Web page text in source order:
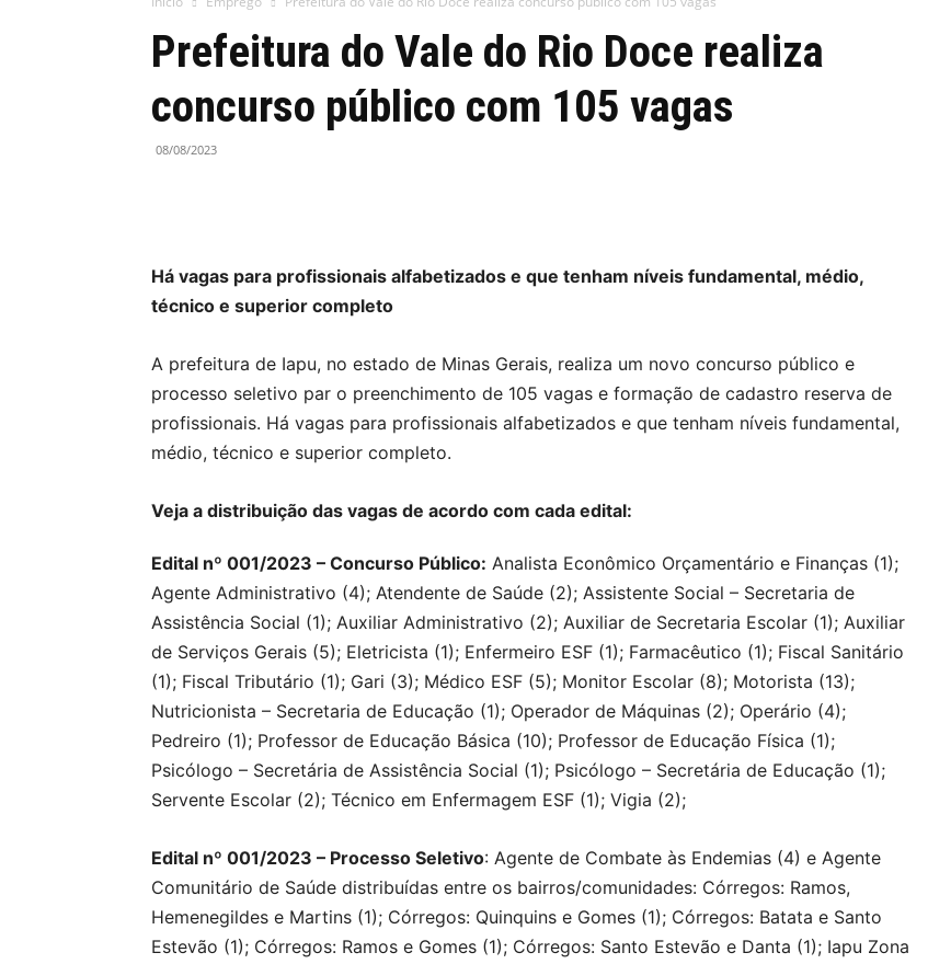
Prefeitura do Vale do Rio Doce realiza
concurso público com 105 vagas
08/08/2023
Há vagas para profissionais alfabetizados e que tenham níveis fundamental, médio,
técnico e superior completo
A prefeitura de Iapu, no estado de Minas Gerais, realiza um novo concurso público e
processo seletivo par o preenchimento de 105 vagas e formação de cadastro reserva de
profissionais. Há vagas para profissionais alfabetizados e que tenham níveis fundamental,
médio, técnico e superior completo.
Veja a distribuição das vagas de acordo com cada edital:
Edital nº 001/2023 – Concurso Público: Analista Econômico Orçamentário e Finanças (1);
Agente Administrativo (4); Atendente de Saúde (2); Assistente Social – Secretaria de
Assistência Social (1); Auxiliar Administrativo (2); Auxiliar de Secretaria Escolar (1); Auxiliar
de Serviços Gerais (5); Eletricista (1); Enfermeiro ESF (1); Farmacêutico (1); Fiscal Sanitário
(1); Fiscal Tributário (1); Gari (3); Médico ESF (5); Monitor Escolar (8); Motorista (13);
Nutricionista – Secretaria de Educação (1); Operador de Máquinas (2); Operário (4);
Pedreiro (1); Professor de Educação Básica (10); Professor de Educação Física (1);
Psicólogo – Secretária de Assistência Social (1); Psicólogo – Secretária de Educação (1);
Servente Escolar (2); Técnico em Enfermagem ESF (1); Vigia (2);
Edital nº 001/2023 – Processo Seletivo: Agente de Combate às Endemias (4) e Agente
Comunitário de Saúde distribuídas entre os bairros/comunidades: Córregos: Ramos,
Hemenegildes e Martins (1); Córregos: Quinquins e Gomes (1); Córregos: Batata e Santo
Estevão (1); Córregos: Ramos e Gomes (1); Córregos: Santo Estevão e Danta (1); Iapu Zona